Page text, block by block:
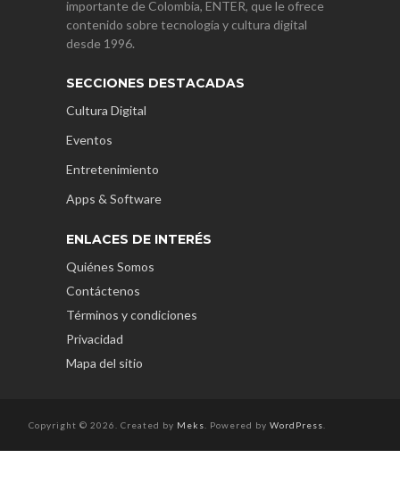
importante de Colombia, ENTER, que le ofrece
contenido sobre tecnología y cultura digital
desde 1996.
SECCIONES DESTACADAS
Cultura Digital
Eventos
Entretenimiento
Apps & Software
ENLACES DE INTERÉS
Quiénes Somos
Contáctenos
Términos y condiciones
Privacidad
Mapa del sitio
Copyright © 2026. Created by Meks. Powered by WordPress.